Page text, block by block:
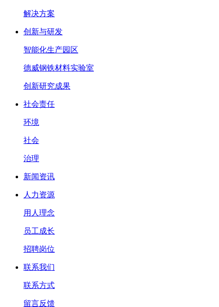
解决方案
创新与研发
智能化生产园区
德威钢铁材料实验室
创新研究成果
社会责任
环境
社会
治理
新闻资讯
人力资源
用人理念
员工成长
招聘岗位
联系我们
联系方式
留言反馈